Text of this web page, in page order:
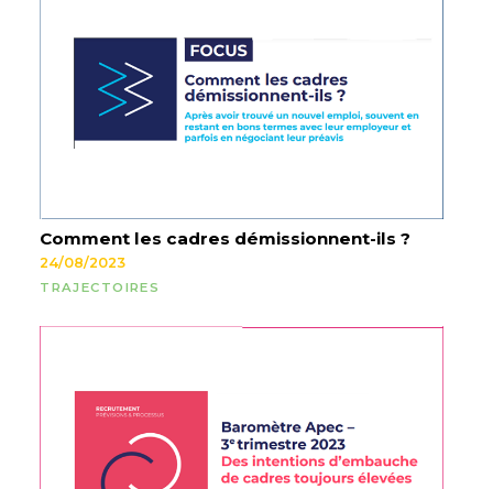
Comment les cadres démissionnent-ils ?
24/08/2023
TRAJECTOIRES